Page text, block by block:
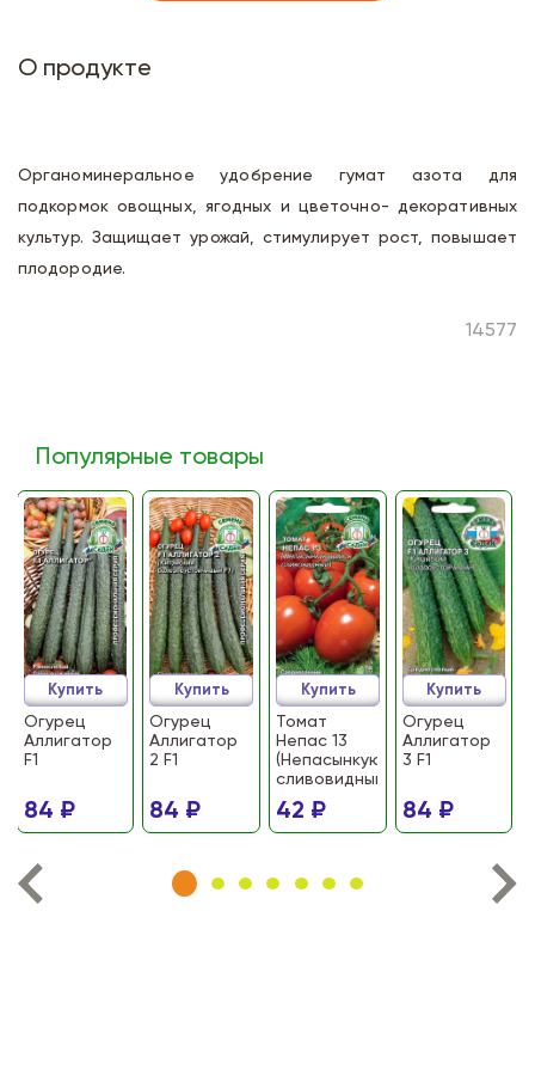
О продукте
Органоминеральное удобрение гумат азота для
подкормок овощных, ягодных и цветочно- декоративных
культур. Защищает урожай, стимулирует рост, повышает
плодородие.
14577
Популярные товары
Огурец
Аллигатор
F1
84 ₽
Купить
Огурец
Аллигатор
2 F1
84 ₽
Купить
Томат
Непас 13
(Непасынкующийся
сливовидный)
42 ₽
Купить
Огурец
Аллигатор
3 F1
84 ₽
Купить